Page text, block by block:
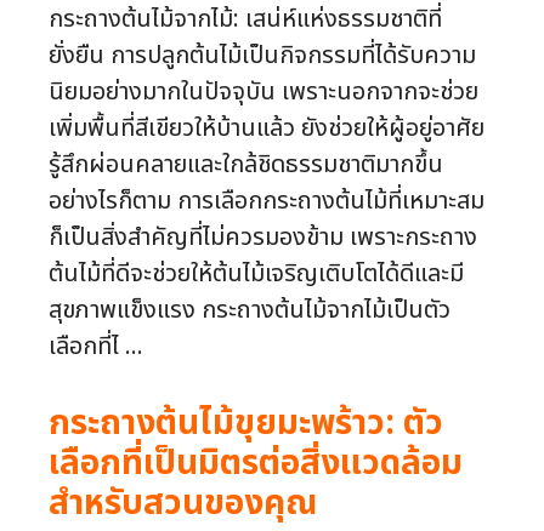
กระถางต้นไม้จากไม้: เสน่ห์แห่งธรรมชาติที่
ยั่งยืน การปลูกต้นไม้เป็นกิจกรรมที่ได้รับความ
นิยมอย่างมากในปัจจุบัน เพราะนอกจากจะช่วย
เพิ่มพื้นที่สีเขียวให้บ้านแล้ว ยังช่วยให้ผู้อยู่อาศัย
รู้สึกผ่อนคลายและใกล้ชิดธรรมชาติมากขึ้น
อย่างไรก็ตาม การเลือกกระถางต้นไม้ที่เหมาะสม
ก็เป็นสิ่งสำคัญที่ไม่ควรมองข้าม เพราะกระถาง
ต้นไม้ที่ดีจะช่วยให้ต้นไม้เจริญเติบโตได้ดีและมี
สุขภาพแข็งแรง กระถางต้นไม้จากไม้เป็นตัว
เลือกที่ไ ...
กระถางต้นไม้ขุยมะพร้าว: ตัว
เลือกที่เป็นมิตรต่อสิ่งแวดล้อม
สำหรับสวนของคุณ